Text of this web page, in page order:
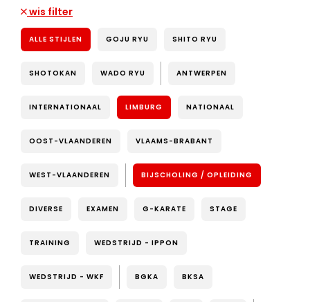
wis filter
ALLE STIJLEN GOJU RYU SHITO RYU
SHOTOKAN WADO RYU ANTWERPEN
INTERNATIONAAL LIMBURG NATIONAAL
OOST-VLAANDEREN VLAAMS-BRABANT
WEST-VLAANDEREN BIJSCHOLING / OPLEIDING
DIVERSE EXAMEN G-KARATE STAGE
TRAINING WEDSTRIJD - IPPON
WEDSTRIJD - WKF BGKA BKSA